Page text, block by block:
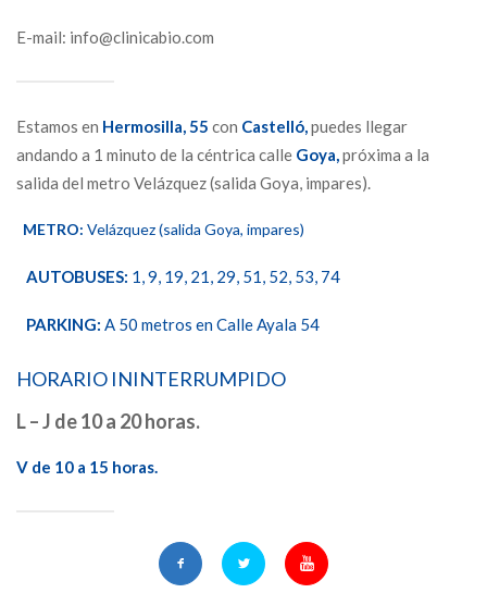
E-mail: info@clinicabio.com
Estamos en Hermosilla,55 con Castelló,puedes llegar
andando a 1 minuto de la céntrica calle Goya,próxima a la
salida del metro Velázquez (salida Goya, impares).
METRO: Velázquez (salida Goya, impares)
AUTOBUSES: 1, 9, 19, 21, 29, 51, 52, 53, 74
PARKING: A 50 metros en Calle Ayala 54
HORARIO ININTERRUMPIDO
L – J de 10 a 20 horas.
V de 10 a 15 horas.